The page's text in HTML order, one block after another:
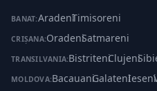
BANAT:Aradeni·Timisoreni
CRIȘANA:Oradeni·Satmareni
TRANSILVANIA:Bistriteni·Clujeni·
MOLDOVA:Bacauani·Galateni·Ieseni·